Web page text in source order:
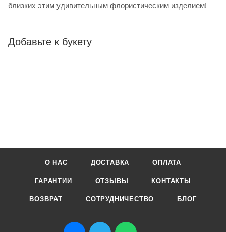
близких этим удивительным флористическим изделием!
Добавьте к букету
О НАС ДОСТАВКА ОПЛАТА
ГАРАНТИИ ОТЗЫВЫ КОНТАКТЫ
ВОЗВРАТ СОТРУДНИЧЕСТВО БЛОГ